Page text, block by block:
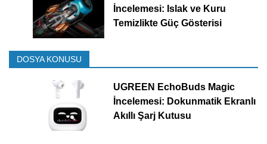
İncelemesi: Islak ve Kuru
Temizlikte Güç Gösterisi
DOSYA KONUSU
UGREEN EchoBuds Magic
İncelemesi: Dokunmatik Ekranlı
Akıllı Şarj Kutusu